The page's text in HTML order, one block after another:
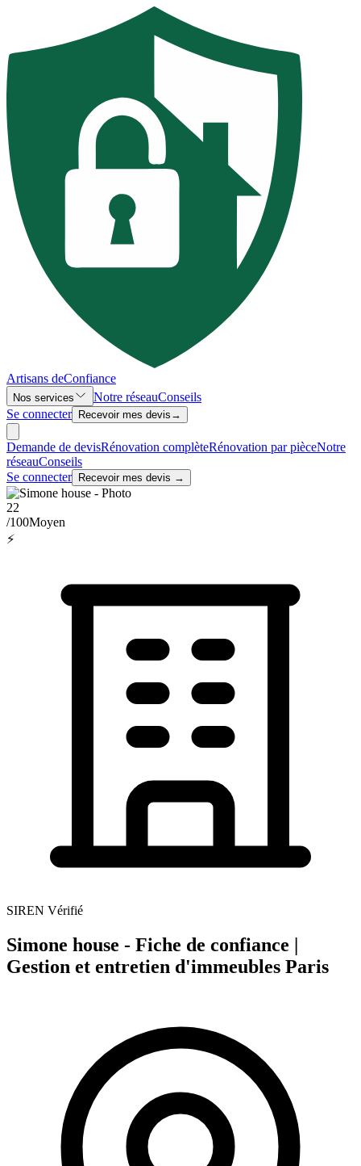
Artisans deConfiance
Nos services Notre réseauConseils
Se connecter
Recevoir mes devis →
Demande de devisRénovation complèteRénovation par pièceNotre
réseauConseils
Se connecter
Recevoir mes devis →
22
/100Moyen
⚡
SIREN Vérifié
Simone house - Fiche de confiance |
Gestion et entretien d'immeubles Paris